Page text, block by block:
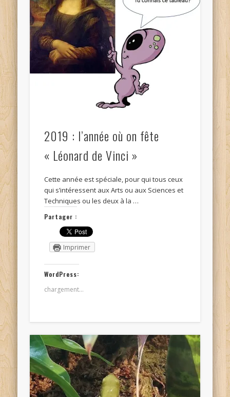
2019 : l’année où on fête
« Léonard de Vinci »
Cette année est spéciale, pour qui tous ceux
qui s’intéressent aux Arts ou aux Sciences et
Techniques ou les deux à la …
Partager :
Imprimer
WordPress:
chargement…